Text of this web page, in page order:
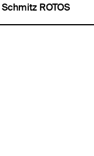
Schmitz ROTOS